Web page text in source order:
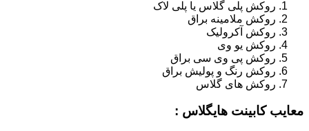
روکش پلی گلاس یا پلی لاک
روکش ملامینه براق
روکش آکرولیک
روکش یو وی
روکش پی وی سی براق
روکش رنگ و پولیش براق
روکش های گلاس
معایب کابینت هایگلاس :